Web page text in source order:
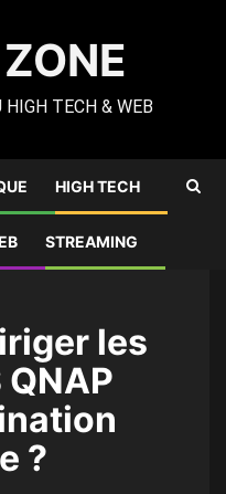
HIGH TECH & WEB
HIGH TECH
STREAMING
externe ?
les
QNAP
?